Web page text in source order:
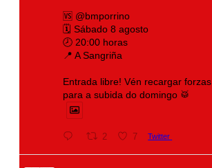
🆚 @bmporrino
🗓️ Sábado 8 agosto
🕗 20:00 horas
📍 A Sangriña
Entrada libre! Vén recargar forzas
para a subida do domingo 🥁
2 7 Twitter